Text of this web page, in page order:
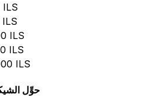
ILS
ILS
ILS
ILS
ILS
حوِّل